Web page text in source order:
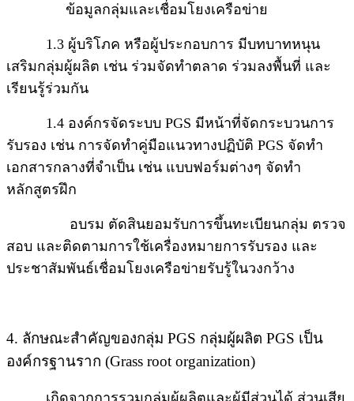
ข้อมูลกลุ่มและเชื่อมโยงเครือข่าย
1.3 ผู้บริโภค หรือผู้ประกอบการ มีบทบาทหนุน
เสริมกลุ่มผู้ผลิต เช่น ร่วมจัดทำตลาด ร่วมลงพื้นที่ และ
เรียนรู้ร่วมกัน
1.4 องค์กรจัดระบบ PGS มีหน้าที่จัดกระบวนการ
รับรอง เช่น การจัดทำคู่มือแนวทางปฏิบัติ PGS จัดทำ
เอกสารกลางที่จำเป็น เช่น แบบฟอร์มต่างๆ จัดทำ
หลักสูตรฝึก
อบรม ตัดสินยอมรับการขึ้นทะเบียนกลุ่ม ตรวจ
สอบ และติดตามการใช้เครื่องหมายการรับรอง และ
ประชาสัมพันธ์เชื่อมโยงเครือข่ายรับรู้ในวงกว้าง
4. ลักษณะสำคัญของกลุ่ม PGS กลุ่มผู้ผลิต PGS เป็น
องค์กรฐานราก (Grass root organization)